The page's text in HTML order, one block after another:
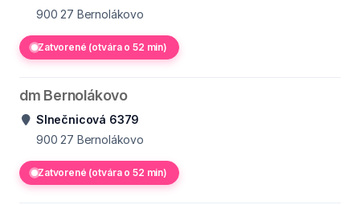
900 27 Bernolákovo
Zatvorené (otvára o 52 min)
dm Bernolákovo
Slnečnicová 6379
900 27 Bernolákovo
Zatvorené (otvára o 52 min)